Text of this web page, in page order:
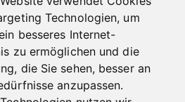
Technologien, um
besseres Internet-
zu ermöglichen und die
die Sie sehen, besser an
anzupassen.
Impressum
AGB